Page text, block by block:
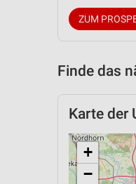
ZUM
Finde das
Karte der
+
−